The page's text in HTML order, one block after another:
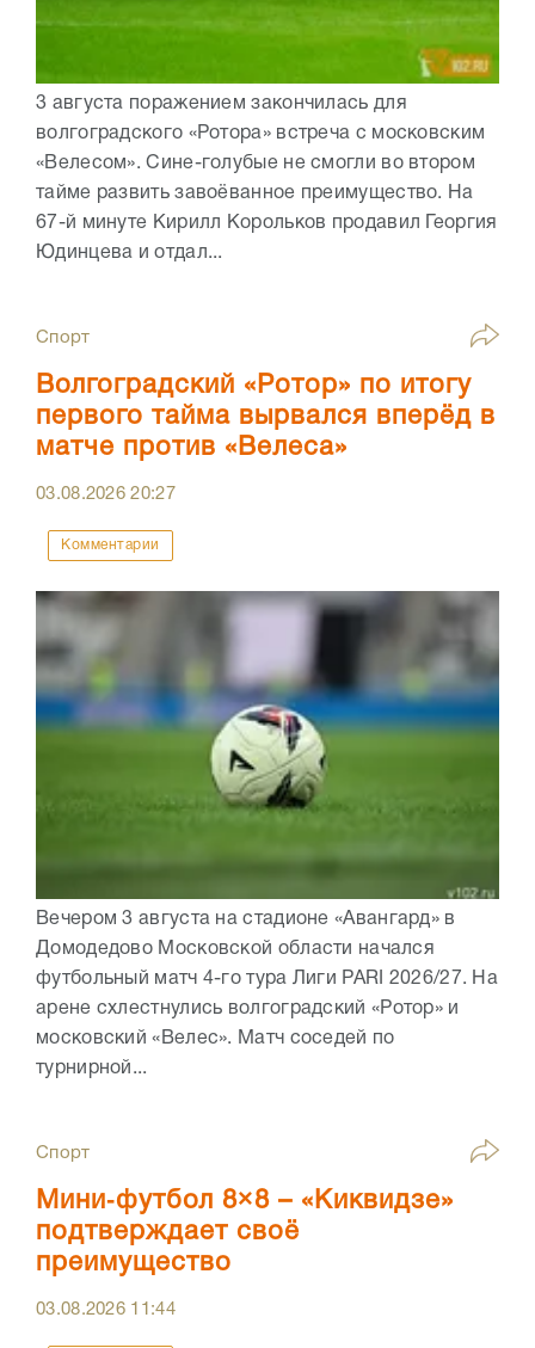
3 августа поражением закончилась для
волгоградского «Ротора» встреча с московским
«Велесом». Сине-голубые не смогли во втором
тайме развить завоёванное преимущество. На
67-й минуте Кирилл Корольков продавил Георгия
Юдинцева и отдал...
Спорт
Волгоградский «Ротор» по итогу
первого тайма вырвался вперёд в
матче против «Велеса»
03.08.202620:27
Комментарии
Вечером 3 августа на стадионе «Авангард» в
Домодедово Московской области начался
футбольный матч 4-го тура Лиги PARI 2026/27. На
арене схлестнулись волгоградский «Ротор» и
московский «Велес». Матч соседей по
турнирной...
Спорт
Мини‑футбол 8×8 – «Киквидзе»
подтверждает своё
преимущество
03.08.2026 11:44